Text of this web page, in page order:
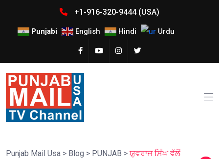
+1-916-320-9444 (USA)
Punjabi English Hindi Urdu
Punjab Mail Usa > Blog > PUNJAB > ਯੁਵਰਾਜ ਸਿੰਘ ਵੱਲੋਂ